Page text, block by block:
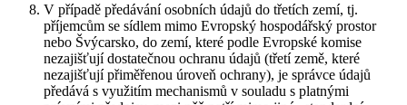
V případě předávání osobních údajů do třetích zemí, tj.
příjemcům se sídlem mimo Evropský hospodářský prostor
nebo Švýcarsko, do zemí, které podle Evropské komise
nezajišťují dostatečnou ochranu údajů (třetí země, které
nezajišťují přiměřenou úroveň ochrany), je správce údajů
předává s využitím mechanismů v souladu s platnými